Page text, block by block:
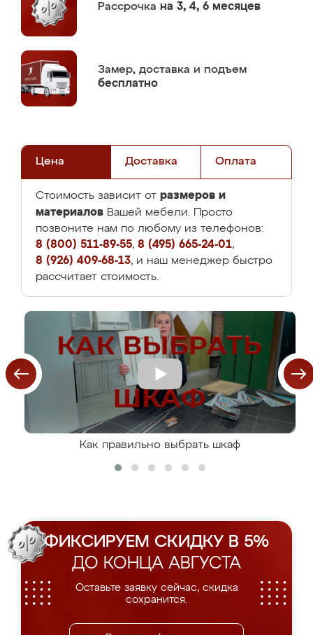
Рассрочка на 3, 4, 6 месяцев
Замер, доставка и подъем
бесплатно
Цена Доставка Оплата
Стоимость зависит от размеров и
материалов Вашей мебели. Просто
позвоните нам по любому из телефонов:
8 (800) 511-89-55, 8 (495) 665-24-01,
8 (926) 409-68-13, и наш менеджер быстро
рассчитает стоимость.
Как правильно выбрать шкаф
ФИКСИРУЕМ СКИДКУ В 5%
ДО КОНЦА АВГУСТА
Оставьте заявку сейчас, скидка
сохранится.